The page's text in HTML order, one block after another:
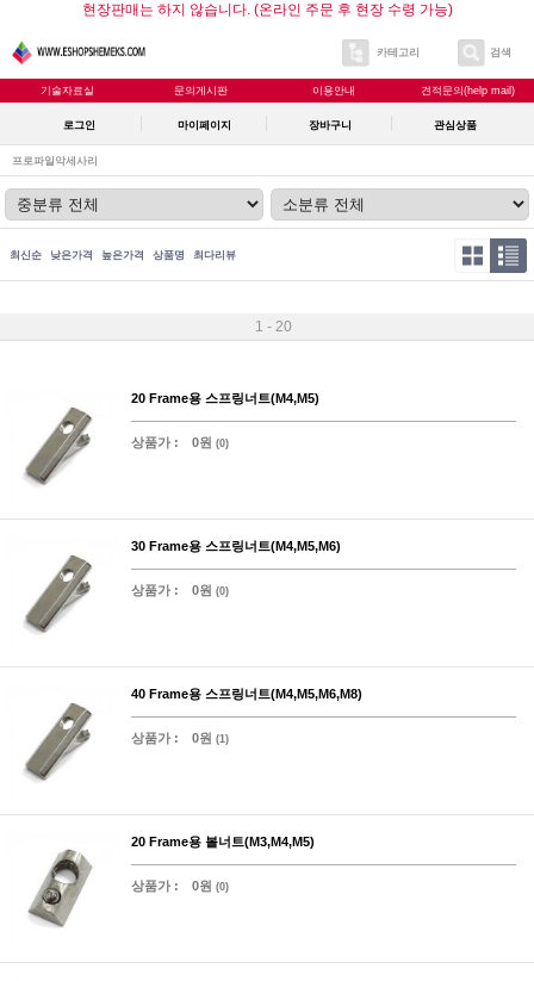
현장판매는 하지 않습니다. (온라인 주문 후 현장 수령 가능)
카테고리 검색
기술자료실 문의게시판 이용안내 견적문의(help mail)
로그인 마이페이지 장바구니 관심상품
프로파일악세사리
최신순 낮은가격 높은가격 상품명 최다리뷰
1 - 20
20 Frame용 스프링너트(M4,M5)
상품가 : 0원 (0)
30 Frame용 스프링너트(M4,M5,M6)
상품가 : 0원 (0)
40 Frame용 스프링너트(M4,M5,M6,M8)
상품가 : 0원 (1)
20 Frame용 볼너트(M3,M4,M5)
상품가 : 0원 (0)